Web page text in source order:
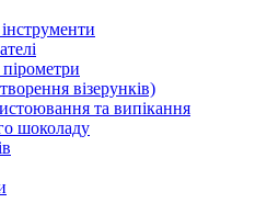
візерунків)
та випікання
шоколаду